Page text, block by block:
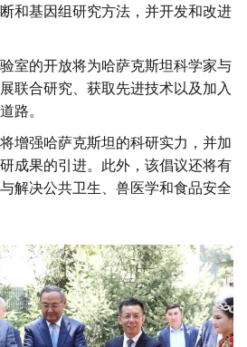
和基因组研究方法，并开发和改进
室的开放将为哈萨克斯坦科学家与
联合研究、获取先进技术以及加入
路。
增强哈萨克斯坦的科研实力，并加
成果的引进。此外，该倡议还将有
解决公共卫生、兽医学和食品安全